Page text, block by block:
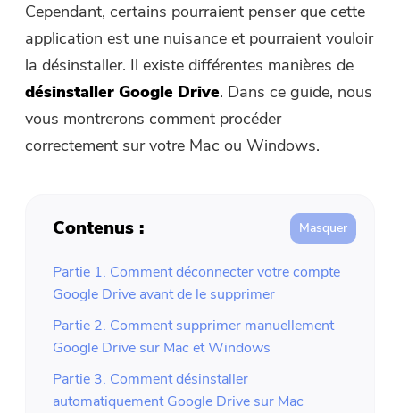
Cependant, certains pourraient penser que cette
application est une nuisance et pourraient vouloir
la désinstaller. Il existe différentes manières de
désinstaller Google Drive. Dans ce guide, nous
vous montrerons comment procéder
correctement sur votre Mac ou Windows.
Contenus :
Partie 1. Comment déconnecter votre compte
Google Drive avant de le supprimer
Partie 2. Comment supprimer manuellement
Google Drive sur Mac et Windows
Partie 3. Comment désinstaller
automatiquement Google Drive sur Mac